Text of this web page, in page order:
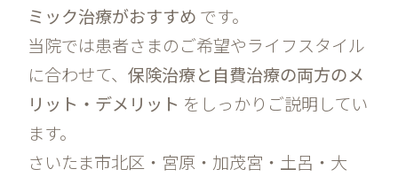
ミック治療がおすすめ です。
当院では患者さまのご希望やライフスタイル
に合わせて、保険治療と自費治療の両方のメ
リット・デメリット をしっかりご説明してい
ます。
さいたま市北区・宮原・加茂宮・土呂・大